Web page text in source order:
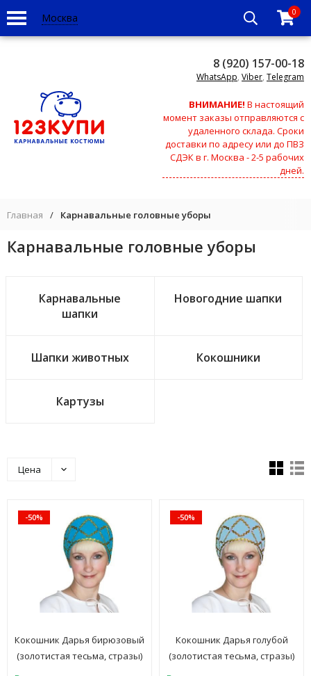
Москва 0
8 (920) 157-00-18
WhatsApp, Viber, Telegram
ВНИМАНИЕ! В настоящий
момент заказы отправляются с
удаленного склада. Сроки
доставки по адресу или до ПВЗ
СДЭК в г. Москва - 2-5 рабочих
дней.
Главная / Карнавальные головные уборы
Карнавальные головные уборы
Карнавальные
шапки
Новогодние шапки
Шапки животных Кокошники
Картузы
Цена
-50%
Кокошник Дарья бирюзовый
(золотистая тесьма, стразы)
-50%
Кокошник Дарья голубой
(золотистая тесьма, стразы)